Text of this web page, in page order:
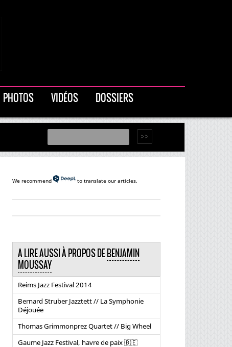
PHOTOS VIDÉOS DOSSIERS
We recommend to translate our articles.
A LIRE AUSSI À PROPOS DEBENJAMIN
MOUSSAY
Reims Jazz Festival 2014
Bernard Struber Jazztett // La Symphonie
Déjouée
Thomas Grimmonprez Quartet // Big Wheel
Gaume Jazz Festival, havre de paix 🇧🇪